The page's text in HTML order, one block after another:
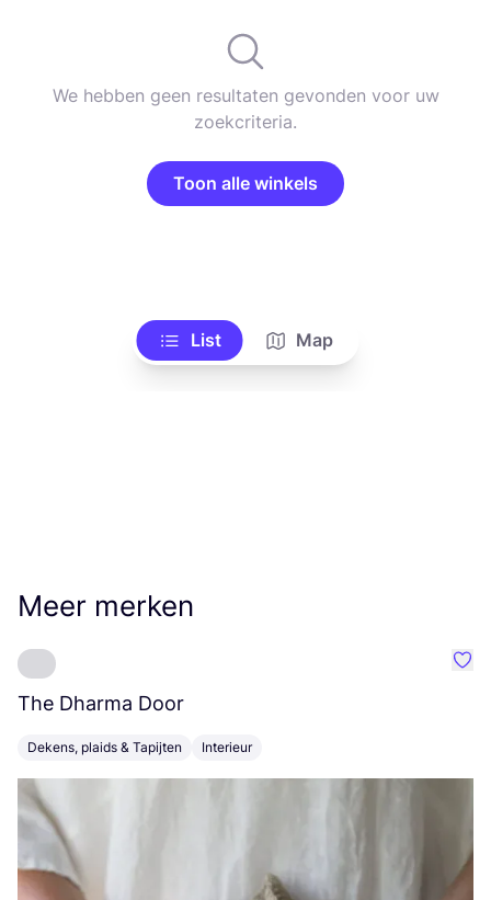
We hebben geen resultaten gevonden voor uw
zoekcriteria.
Toon alle winkels
List Map
Meer merken
The Dharma Door
Dekens, plaids & Tapijten Interieur